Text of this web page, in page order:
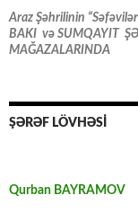
Araz Şəhrilinin
BAKI və SUMQAYIT
MAĞAZALARINDA
ŞƏRƏF LÖVHƏSİ
Qurban BAYRAMOV